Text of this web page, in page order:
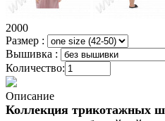
2000
Размер :
Вышивка :
Количество:
Описание
Коллекция трикотажных